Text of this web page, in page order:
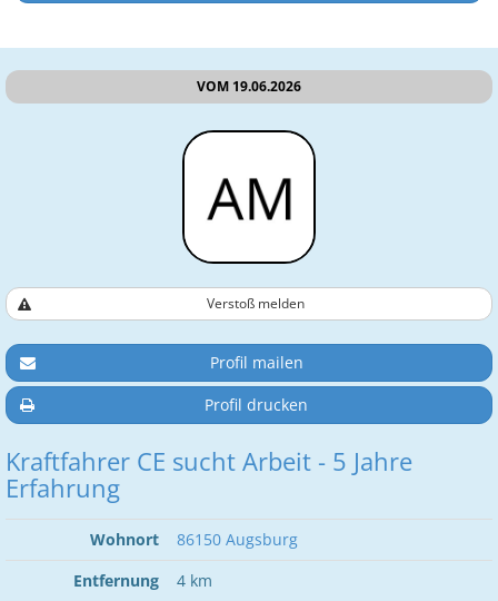
VOM 19.06.2026
Verstoß melden
Profil mailen
Profil drucken
Kraftfahrer CE sucht Arbeit - 5 Jahre
Erfahrung
Wohnort
86150 Augsburg
Entfernung
4 km